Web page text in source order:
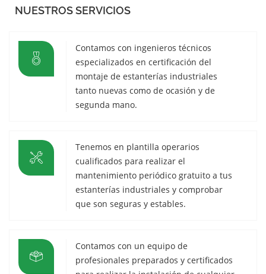
NUESTROS SERVICIOS
Contamos con ingenieros técnicos
especializados en certificación del
montaje de estanterías industriales
tanto nuevas como de ocasión y de
segunda mano.
Tenemos en plantilla operarios
cualificados para realizar el
mantenimiento periódico gratuito a tus
estanterías industriales y comprobar
que son seguras y estables.
Contamos con un equipo de
profesionales preparados y certificados